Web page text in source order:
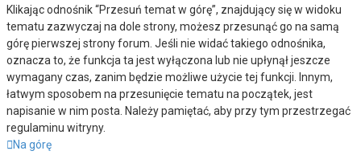
Klikając odnośnik “Przesuń temat w górę”, znajdujący się w widoku
tematu zazwyczaj na dole strony, możesz przesunąć go na samą
górę pierwszej strony forum. Jeśli nie widać takiego odnośnika,
oznacza to, że funkcja ta jest wyłączona lub nie upłynął jeszcze
wymagany czas, zanim będzie możliwe użycie tej funkcji. Innym,
łatwym sposobem na przesunięcie tematu na początek, jest
napisanie w nim posta. Należy pamiętać, aby przy tym przestrzegać
regulaminu witryny.
Na górę